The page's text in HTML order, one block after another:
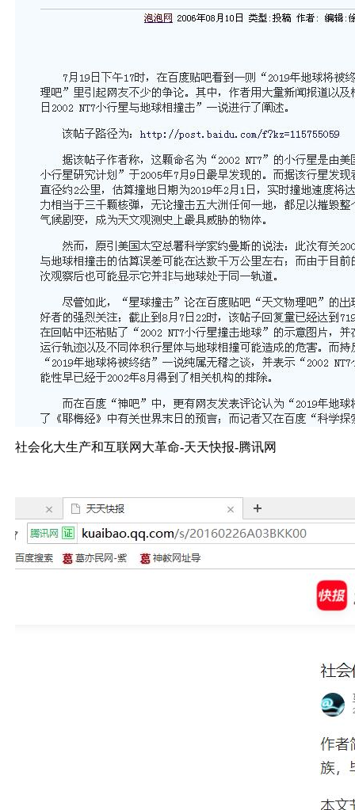
社会化大生产和互联网大革命-天天快报-腾讯网